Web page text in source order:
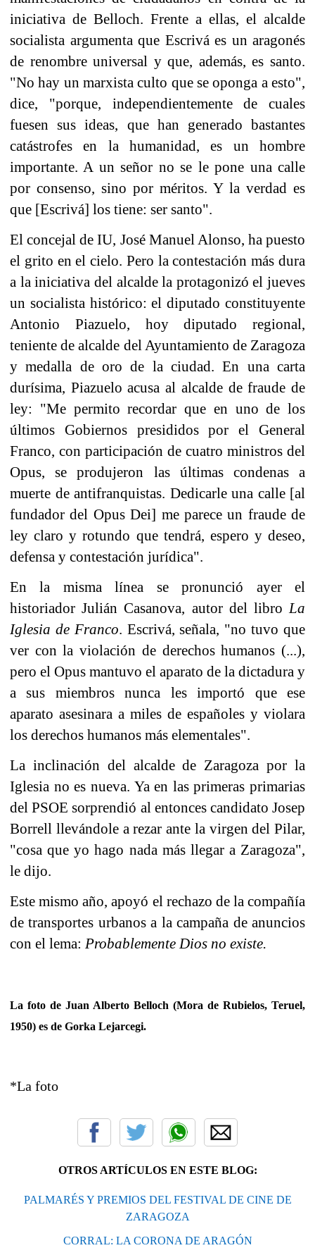
iniciativa de Belloch. Frente a ellas, el alcalde
socialista argumenta que Escrivá es un aragonés
de renombre universal y que, además, es santo.
"No hay un marxista culto que se oponga a esto",
dice, "porque, independientemente de cuales
fuesen sus ideas, que han generado bastantes
catástrofes en la humanidad, es un hombre
importante. A un señor no se le pone una calle
por consenso, sino por méritos. Y la verdad es
que [Escrivá] los tiene: ser santo".
El concejal de IU, José Manuel Alonso, ha puesto
el grito en el cielo. Pero la contestación más dura
a la iniciativa del alcalde la protagonizó el jueves
un socialista histórico: el diputado constituyente
Antonio Piazuelo, hoy diputado regional,
teniente de alcalde del Ayuntamiento de Zaragoza
y medalla de oro de la ciudad. En una carta
durísima, Piazuelo acusa al alcalde de fraude de
ley: "Me permito recordar que en uno de los
últimos Gobiernos presididos por el General
Franco, con participación de cuatro ministros del
Opus, se produjeron las últimas condenas a
muerte de antifranquistas. Dedicarle una calle [al
fundador del Opus Dei] me parece un fraude de
ley claro y rotundo que tendrá, espero y deseo,
defensa y contestación jurídica".
En la misma línea se pronunció ayer el
historiador Julián Casanova, autor del libro La
Iglesia de Franco. Escrivá, señala, "no tuvo que
ver con la violación de derechos humanos (...),
pero el Opus mantuvo el aparato de la dictadura y
a sus miembros nunca les importó que ese
aparato asesinara a miles de españoles y violara
los derechos humanos más elementales".
La inclinación del alcalde de Zaragoza por la
Iglesia no es nueva. Ya en las primeras primarias
del PSOE sorprendió al entonces candidato Josep
Borrell llevándole a rezar ante la virgen del Pilar,
"cosa que yo hago nada más llegar a Zaragoza",
le dijo.
Este mismo año, apoyó el rechazo de la compañía
de transportes urbanos a la campaña de anuncios
con el lema: Probablemente Dios no existe.
La foto de Juan Alberto Belloch (Mora de Rubielos, Teruel,
1950) es de Gorka Lejarcegi.
*La foto
OTROS ARTÍCULOS EN ESTE BLOG:
PALMARÉS Y PREMIOS DEL FESTIVAL DE CINE DE
ZARAGOZA
CORRAL: LA CORONA DE ARAGÓN